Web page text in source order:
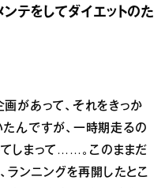
テをしてダイエットのた
があって、それをきっか
んですが、一時期走るの
しまって……。このままだ
ランニングを再開したとこ